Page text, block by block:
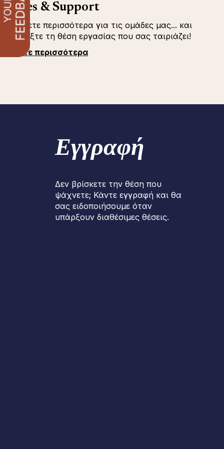
Sales & Support
Μάθετε περισσότερα για τις ομάδες μας... και
επιλέξτε τη θέση εργασίας που σας ταιριάζει!
Δείτε περισσότερα
Εγγραφή
Δεν βρίσκετε την θέση που
ψάχνετε; Κάντε εγγραφή και θα
σας ειδοποιήσουμε όταν
υπάρξουν διαθέσιμες θέσεις.